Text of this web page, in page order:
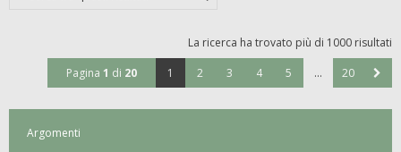
La ricerca ha trovato più di 1000 risultati
Pagina 1 di 20 1 2 3 4 5 … 20
Argomenti